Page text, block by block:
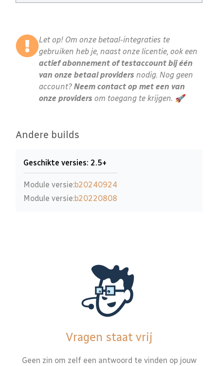
Let op! Om onze betaal-integraties te
gebruiken heb je, naast onze licentie, ook een
actief abonnement of testaccount bij één
van onze betaal providers nodig. Nog geen
account? Neem contact op met een van
onze providers om toegang te krijgen. 🚀
Andere builds
Geschikte versies: 2.5+
Module versie:b20240924
Module versie:b20220808
Vragen staat vrij
Geen zin om zelf een antwoord te vinden op jouw